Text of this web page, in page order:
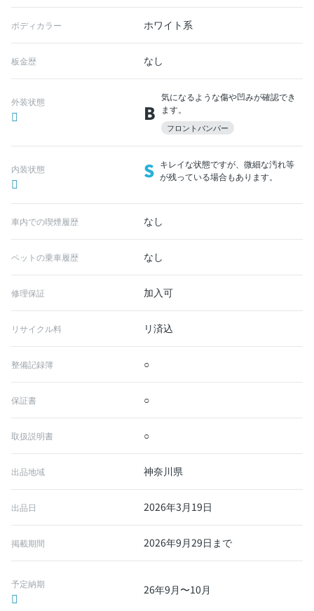
ボディカラー ホワイト系
板金歴 なし
外装状態 B
気になるような傷や凹みが確認でき
ます。
フロントバンパー
内装状態 S キレイな状態ですが、微細な汚れ等
が残っている場合もあります。
車内での喫煙履歴 なし
ペットの乗車履歴 なし
修理保証 加入可
リサイクル料 リ済込
整備記録簿 ○
保証書 ○
取扱説明書 ○
出品地域 神奈川県
出品日 2026年3月19日
掲載期間 2026年9月29日まで
予定納期 26年9月〜10月